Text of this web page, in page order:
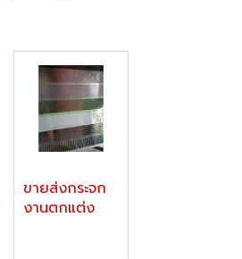
​​​​​​​ขายส่งกระจก
งานตกแต่ง